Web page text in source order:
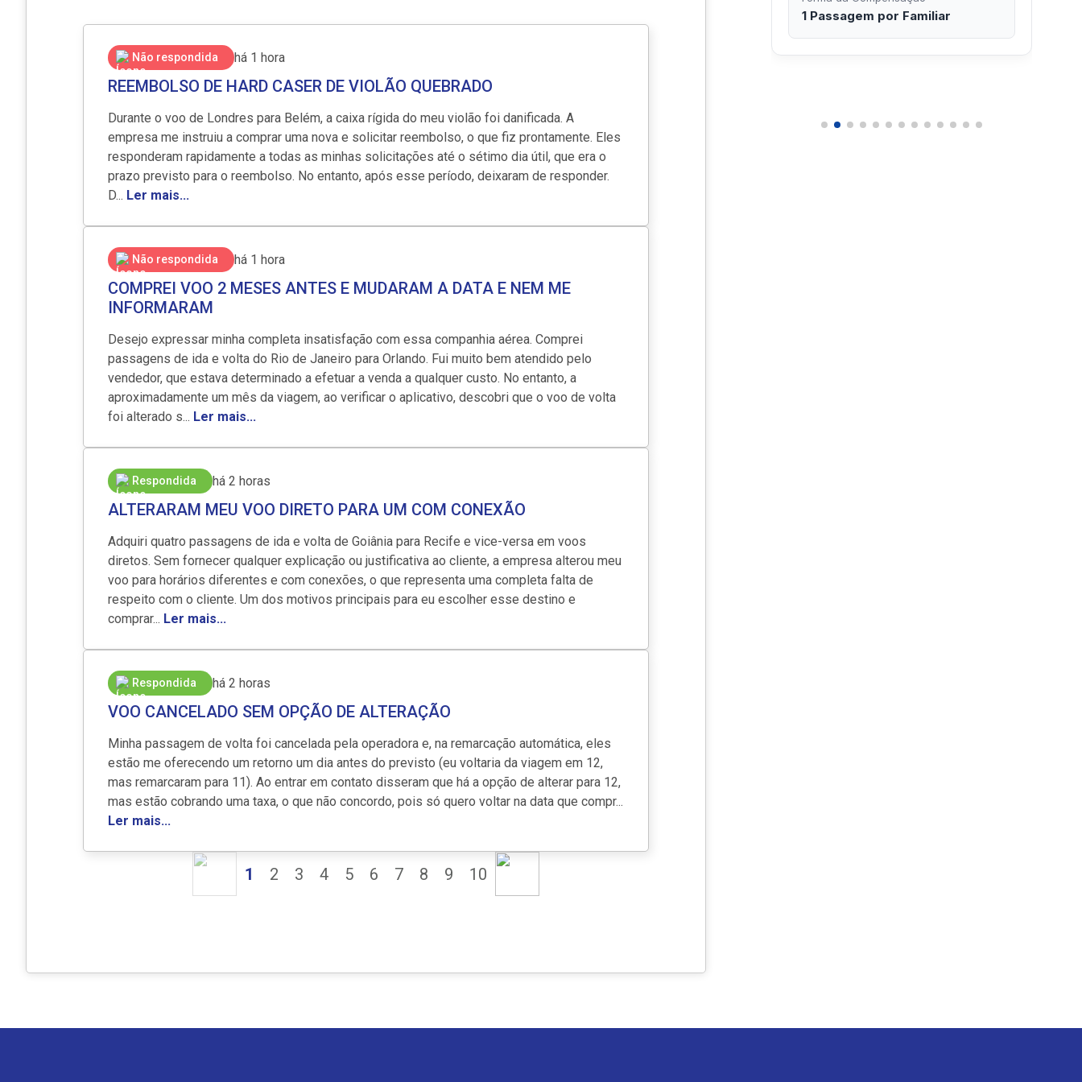
Não respondida há 1 hora
REEMBOLSO DE HARD CASER DE VIOLÃO QUEBRADO
Durante o voo de Londres para Belém, a caixa rígida do meu violão foi danificada. A
empresa me instruiu a comprar uma nova e solicitar reembolso, o que fiz prontamente. Eles
responderam rapidamente a todas as minhas solicitações até o sétimo dia útil, que era o
prazo previsto para o reembolso. No entanto, após esse período, deixaram de responder.
D... Ler mais...
Não respondida há 1 hora
COMPREI VOO 2 MESES ANTES E MUDARAM A DATA E NEM ME
INFORMARAM
Desejo expressar minha completa insatisfação com essa companhia aérea. Comprei
passagens de ida e volta do Rio de Janeiro para Orlando. Fui muito bem atendido pelo
vendedor, que estava determinado a efetuar a venda a qualquer custo. No entanto, a
aproximadamente um mês da viagem, ao verificar o aplicativo, descobri que o voo de volta
foi alterado s... Ler mais...
Respondida há 2 horas
ALTERARAM MEU VOO DIRETO PARA UM COM CONEXÃO
Adquiri quatro passagens de ida e volta de Goiânia para Recife e vice-versa em voos
diretos. Sem fornecer qualquer explicação ou justificativa ao cliente, a empresa alterou meu
voo para horários diferentes e com conexões, o que representa uma completa falta de
respeito com o cliente. Um dos motivos principais para eu escolher esse destino e
comprar... Ler mais...
Respondida há 2 horas
VOO CANCELADO SEM OPÇÃO DE ALTERAÇÃO
Minha passagem de volta foi cancelada pela operadora e, na remarcação automática, eles
estão me oferecendo um retorno um dia antes do previsto (eu voltaria da viagem em 12,
mas remarcaram para 11). Ao entrar em contato disseram que há a opção de alterar para 12,
mas estão cobrando uma taxa, o que não concordo, pois só quero voltar na data que compr...
Ler mais...
1 2 3 4 5 6 7 8 9 10
1 Passagem por Familiar